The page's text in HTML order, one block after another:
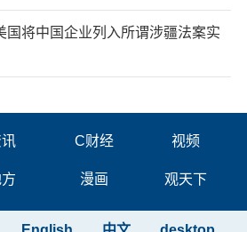
国将中国企业列入所谓涉疆法案实
C财经 视频
漫画 观天下